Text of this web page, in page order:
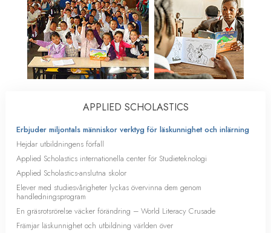
APPLIED SCHOLASTICS
Erbjuder miljontals människor verktyg för läskunnighet och inlärning
Hejdar utbildningens förfall
Applied Scholastics internationella center för Studieteknologi
Applied Scholastics-anslutna skolor
Elever med studiesvårigheter lyckas övervinna dem genom
handledningsprogram
En gräsrotsrörelse väcker förändring – World Literacy Crusade
Främjar läskunnighet och utbildning världen över